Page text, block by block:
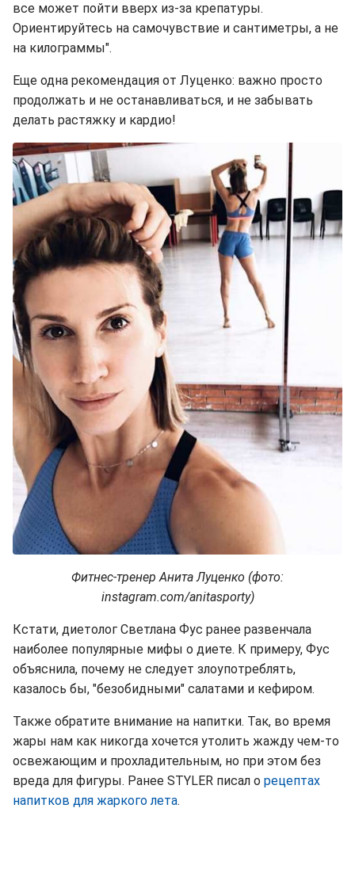
все может пойти вверх из-за крепатуры.
Ориентируйтесь на самочувствие и сантиметры, а не
на килограммы".
Еще одна рекомендация от Луценко: важно просто
продолжать и не останавливаться, и не забывать
делать растяжку и кардио!
Фитнес-тренер Анита Луценко (фото:
instagram.com/anitasporty)
Кстати, диетолог Светлана Фус ранее развенчала
наиболее популярные мифы о диете. К примеру, Фус
объяснила, почему не следует злоупотреблять,
казалось бы, "безобидными" салатами и кефиром.
Также обратите внимание на напитки. Так, во время
жары нам как никогда хочется утолить жажду чем-то
освежающим и прохладительным, но при этом без
вреда для фигуры. Ранее STYLER писал о рецептах
напитков для жаркого лета.